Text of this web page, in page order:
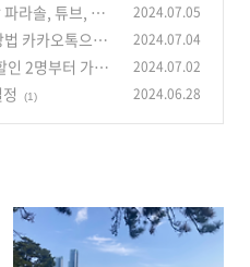
라솔, 튜브, 샤
2024.07.05
카카오톡으로
2024.07.04
인 2명부터 가능 2024.07.02
(1) 2024.06.28